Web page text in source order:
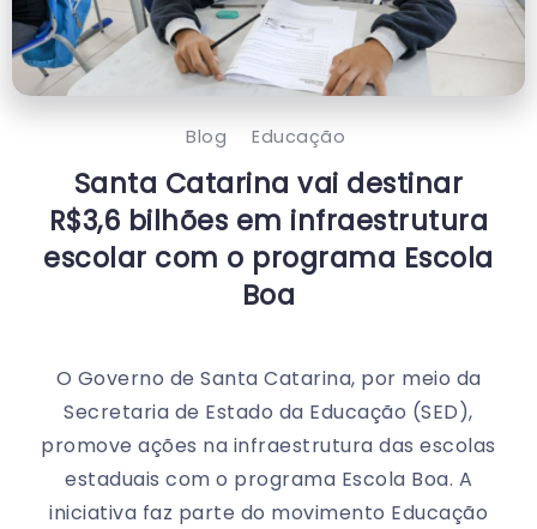
Blog Educação
Santa Catarina vai destinar
R$3,6 bilhões em infraestrutura
escolar com o programa Escola
Boa
O Governo de Santa Catarina, por meio da
Secretaria de Estado da Educação (SED),
promove ações na infraestrutura das escolas
estaduais com o programa Escola Boa. A
iniciativa faz parte do movimento Educação